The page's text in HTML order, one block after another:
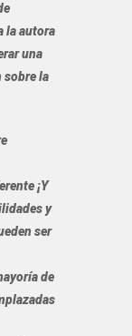
la autora
una
sobre la
¡Y
y
ser
de